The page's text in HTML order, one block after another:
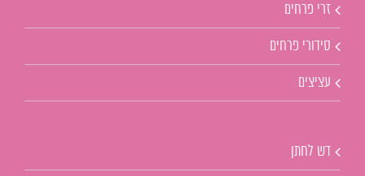
זרי פרחים
סידורי פרחים
עציצים
דש לחתן